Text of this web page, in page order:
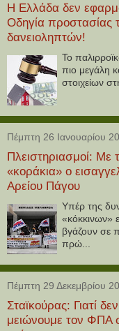
Η Ελλάδα δεν
Οδηγία προστασίας
δανειοληπτών!
Το
πιο μεγάλη
στοιχείων
Πέμπτη 26 Ιανουαρίου
Πλειστηριασμοί: Με
«κοράκια» ο
Αρείου Πάγου
Υπέρ της
«κόκκινων»
βγάζουν σε
πρώ...
Πέμπτη 29 Δεκεμβρίου
Σταϊκούρας: Γιατί δεν
μειώνουμε τον ΦΠΑ